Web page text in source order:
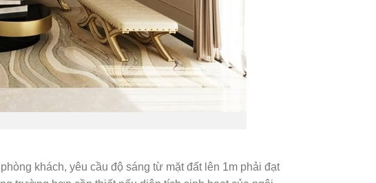
khách, yêu cầu độ sáng từ mặt đất lên 1m phải đạt